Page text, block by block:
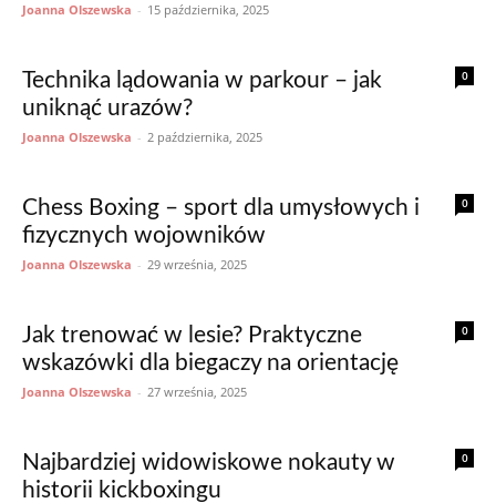
Joanna Olszewska - 15 października, 2025
0
Technika lądowania w parkour – jak
uniknąć urazów?
Joanna Olszewska - 2 października, 2025
0
Chess Boxing – sport dla umysłowych i
fizycznych wojowników
Joanna Olszewska - 29 września, 2025
0
Jak trenować w lesie? Praktyczne
wskazówki dla biegaczy na orientację
Joanna Olszewska - 27 września, 2025
0
Najbardziej widowiskowe nokauty w
historii kickboxingu